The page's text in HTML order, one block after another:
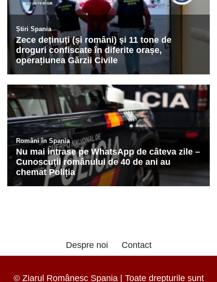
Despre noi Contact
© Ziarul Românesc Spania | Toate drepturile sunt